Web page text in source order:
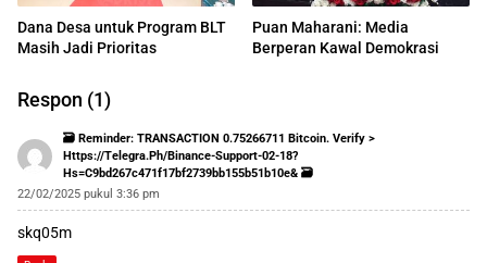
Dana Desa untuk Program BLT
Masih Jadi Prioritas
Puan Maharani: Media
Berperan Kawal Demokrasi
Respon (1)
🗃 Reminder: TRANSACTION 0.75266711 Bitcoin. Verify >
Https://telegra.ph/Binance-Support-02-18?
Hs=c9bd267c471f17bf2739bb155b51b10e& 🗃
22/02/2025 pukul 3:36 pm
skq05m